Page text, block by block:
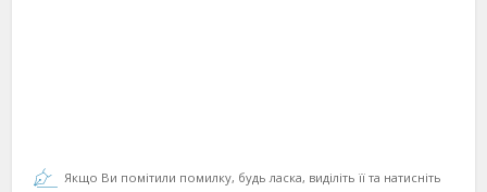
Якщо Ви помітили помилку, будь ласка, виділіть її та натисніть